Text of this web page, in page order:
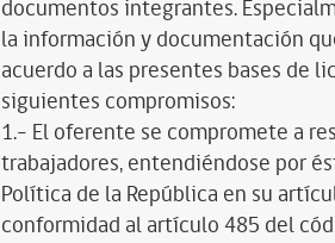
documentos integrantes.
la información y documentación
acuerdo a las presentes bases de
siguientes compromisos:
1.- El oferente se compromete a
trabajadores, entendiéndose por
Política de la República en su
conformidad al artículo 485 del